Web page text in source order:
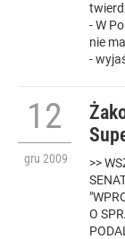
- W
nie
-
12
gru 2009
>>
O